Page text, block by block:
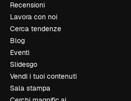
Recensioni
Lavora con noi
Cerca tendenze
Blog
Eventi
Slidesgo
Vendi i tuoi contenuti
Sala stampa